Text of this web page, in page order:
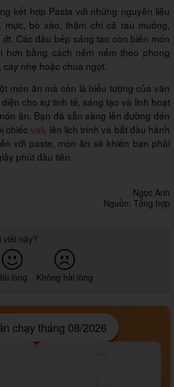
kết hợp Pasta với những nguyên liệu
mực, bò xào, thậm chí cả rau muống,
Các đầu bếp sáng tạo còn biến món
hơn bằng cách nêm nếm theo phong
nhẹ hoặc chua ngọt.
món ăn mà còn là biểu tượng của văn
cho sự tinh tế, sáng tạo và linh hoạt
ăn. Bạn đã sẵn sàng lên đường đến
chiếcvali, lên lịch trình và bắt đầu hành
với paste, món ăn sẽ khiến bạn phải
phút đầu tiên.
Ngọc Anh
Nguồn: Tổng hợp
viết này?
lòng Không hài lòng
chạy tháng 08/2026